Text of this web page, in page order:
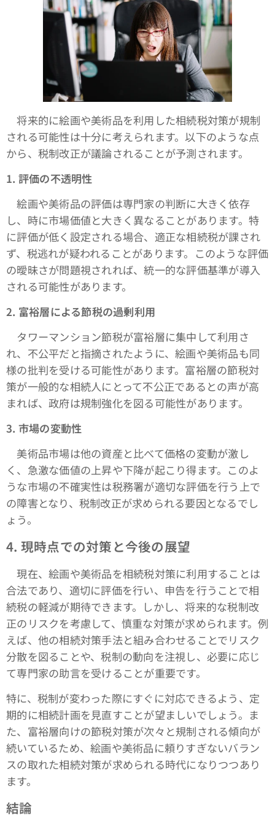
将来的に絵画や美術品を利用した相続税対策が規制
される可能性は十分に考えられます。以下のような点
から、税制改正が議論されることが予測されます。
1. 評価の不透明性
絵画や美術品の評価は専門家の判断に大きく依存
し、時に市場価値と大きく異なることがあります。特
に評価が低く設定される場合、適正な相続税が課され
ず、税逃れが疑われることがあります。このような評価
の曖昧さが問題視されれば、統一的な評価基準が導入
される可能性があります。
2. 富裕層による節税の過剰利用
タワーマンション節税が富裕層に集中して利用さ
れ、不公平だと指摘されたように、絵画や美術品も同
様の批判を受ける可能性があります。富裕層の節税対
策が一般的な相続人にとって不公正であるとの声が高
まれば、政府は規制強化を図る可能性があります。
3. 市場の変動性
美術品市場は他の資産と比べて価格の変動が激し
く、急激な価値の上昇や下降が起こり得ます。このよ
うな市場の不確実性は税務署が適切な評価を行う上で
の障害となり、税制改正が求められる要因となるでし
ょう。
4. 現時点での対策と今後の展望
現在、絵画や美術品を相続税対策に利用することは
合法であり、適切に評価を行い、申告を行うことで相
続税の軽減が期待できます。しかし、将来的な税制改
正のリスクを考慮して、慎重な対策が求められます。例
えば、他の相続対策手法と組み合わせることでリスク
分散を図ることや、税制の動向を注視し、必要に応じ
て専門家の助言を受けることが重要です。
特に、税制が変わった際にすぐに対応できるよう、定
期的に相続計画を見直すことが望ましいでしょう。ま
た、富裕層向けの節税対策が次々と規制される傾向が
続いているため、絵画や美術品に頼りすぎないバラン
スの取れた相続対策が求められる時代になりつつあり
ます。
結論